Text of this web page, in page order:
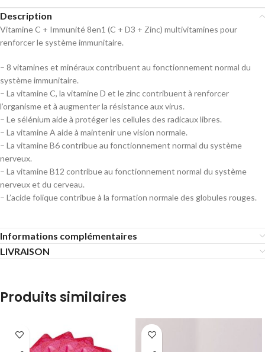
Description
Vitamine C + Immunité 8en1 (C + D3 + Zinc) multivitamines pour
renforcer le système immunitaire.
– 8 vitamines et minéraux contribuent au fonctionnement normal du
système immunitaire.
– La vitamine C, la vitamine D et le zinc contribuent à renforcer
l’organisme et à augmenter la résistance aux virus.
– Le sélénium aide à protéger les cellules des radicaux libres.
– La vitamine A aide à maintenir une vision normale.
– La vitamine B6 contribue au fonctionnement normal du système
nerveux.
– La vitamine B12 contribue au fonctionnement normal du système
nerveux et du cerveau.
– L’acide folique contribue à la formation normale des globules rouges.
Informations complémentaires
LIVRAISON
Produits similaires